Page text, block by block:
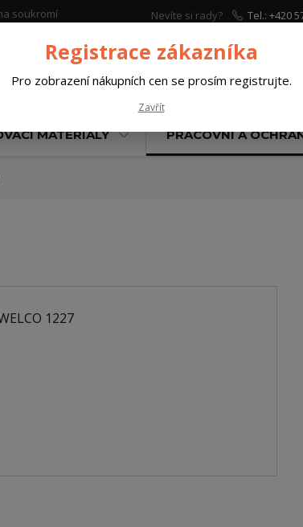
soukromí
Nevíte si rady?
Tel.: +420
MATERIÁLY PRACOVNÍ A
Registrace zákazníka
Pro zobrazení nákupních cen se prosím registrujte.
Zavřít